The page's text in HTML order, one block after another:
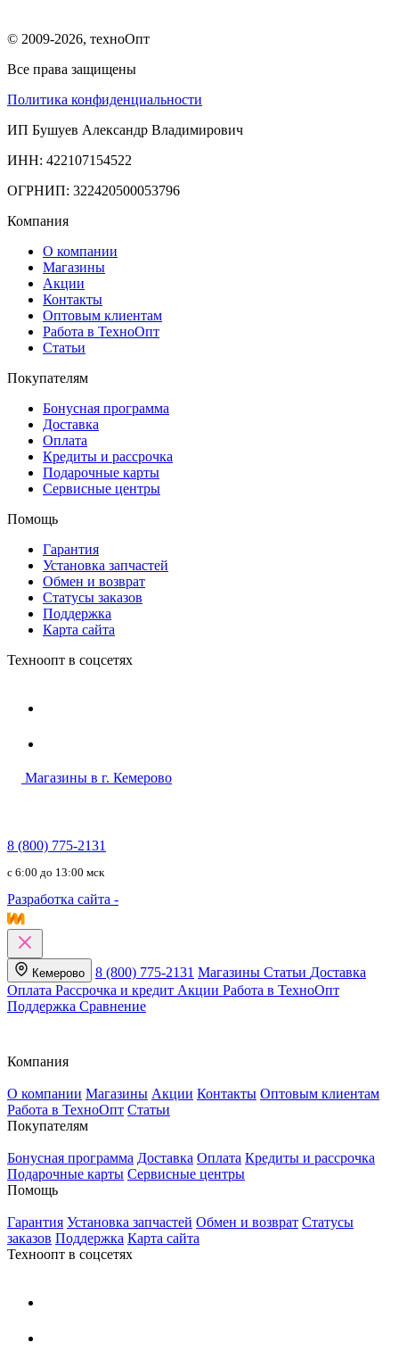
© 2009-2026, техноОпт
Все права защищены
Политика конфиденциальности
ИП Бушуев Александр Владимирович
ИНН: 422107154522
ОГРНИП: 322420500053796
Компания
О компании
Магазины
Акции
Контакты
Оптовым клиентам
Работа в ТехноОпт
Статьи
Покупателям
Бонусная программа
Доставка
Оплата
Кредиты и рассрочка
Подарочные карты
Сервисные центры
Помощь
Гарантия
Установка запчастей
Обмен и возврат
Статусы заказов
Поддержка
Карта сайта
Техноопт в соцсетях
Магазины в г. Кемерово
8 (800) 775-2131
c 6:00 до 13:00 мск
Разработка сайта -
Кемерово 8 (800) 775-2131 Магазины Статьи Доставка
Оплата Рассрочка и кредит Акции Работа в ТехноОпт
Поддержка Сравнение
Компания
О компании Магазины Акции Контакты Оптовым клиентам
Работа в ТехноОпт Статьи
Покупателям
Бонусная программа Доставка Оплата Кредиты и рассрочка
Подарочные карты Сервисные центры
Помощь
Гарантия Установка запчастей Обмен и возврат Статусы
заказов Поддержка Карта сайта
Техноопт в соцсетях